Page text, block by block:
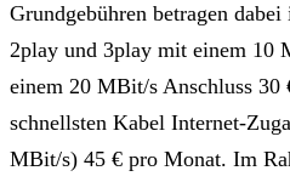
Grundgebühren betragen
2play und 3play mit einem 10
einem 20 MBit/s Anschluss
schnellsten Kabel Internet-
MBit/s) 45 € pro Monat. Im